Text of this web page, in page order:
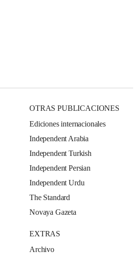
OTRAS PUBLICACIONES
Ediciones internacionales
Independent Arabia
Independent Turkish
Independent Persian
Independent Urdu
The Standard
Novaya Gazeta
EXTRAS
Archivo